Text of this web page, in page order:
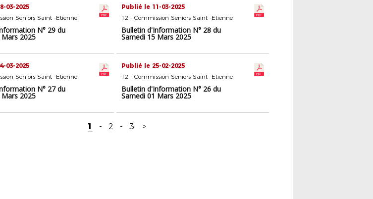
03-2025
Seniors Saint -Etienne
N° 29 du
2025
Publié le 11-03-2025
12 - Commission Seniors Saint -Etienne
Bulletin d'Information N° 28 du
Samedi 15 Mars 2025
03-2025
Seniors Saint -Etienne
N° 27 du
2025
Publié le 25-02-2025
12 - Commission Seniors Saint -Etienne
Bulletin d'Information N° 26 du
Samedi 01 Mars 2025
1 - 2 - 3 >